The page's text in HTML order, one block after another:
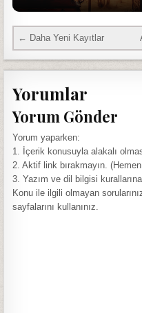
← Daha Yeni Kayıtlar
Yorumlar
Yorum Gönder
Yorum yaparken:
1. İçerik konusuyla alakalı
2. Aktif link bırakmayın.
3. Yazım ve dil bilgisi
Konu ile ilgili olmayan
sayfalarını kullanınız.